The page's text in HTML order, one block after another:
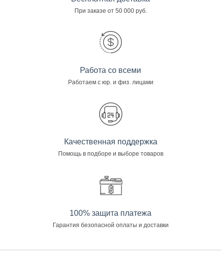
При заказе от 50 000 руб.
Работа со всеми
Работаем с юр. и физ. лицами
Качественная поддержка
Помощь в подборе и выборе товаров
100% защита платежа
Гарантия безопасной оплаты и доставки